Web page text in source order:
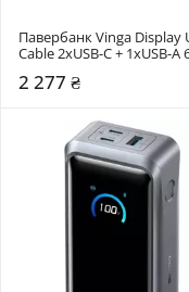
Павербанк Vinga Display
Cable 2xUSB-C + 1xUSB-A
20000mAh Gray
2 277 ₴